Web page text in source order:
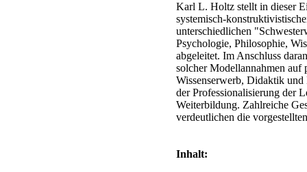
Karl L. Holtz stellt in dieser
systemisch-
unterschiedlichen
Psychologie, Philosophie,
abgeleitet. Im Anschluss
solcher Modellannahmen auf
Wissenserwerb, Didaktik
der Professionalisierung der
Weiterbildung. Zahlreiche
verdeutlichen die
Inhalt: